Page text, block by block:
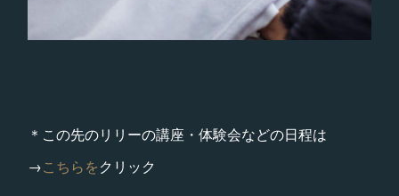
＊この先のリリーの講座・体験会などの日程は
→こちらをクリック